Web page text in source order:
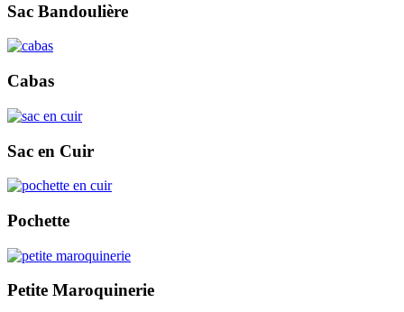
Sac Bandoulière
Cabas
Sac en Cuir
Pochette
Petite Maroquinerie